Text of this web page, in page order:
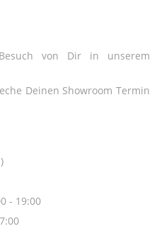
von Dir in unserem
Deinen Showroom Termin
- 19:00